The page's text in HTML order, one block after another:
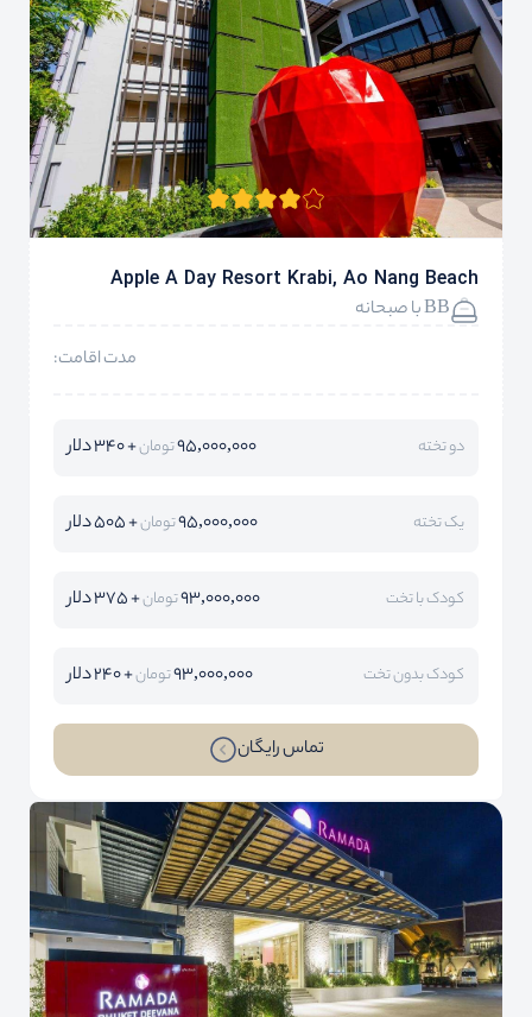
Apple A Day Resort Krabi, Ao Nang Beach
BB با صبحانه
مدت اقامت:
دو تخته 95,000,000تومان+ 340 دلار
یک تخته 95,000,000تومان+ 505 دلار
کودک با تخت 93,000,000تومان+ 375 دلار
کودک بدون تخت 93,000,000تومان+ 240 دلار
تماس رایگان